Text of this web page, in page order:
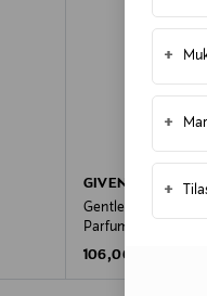
+
+
+
GIVENCHY
Gentleman Society
Parfum -tuoksu
Original Price
106,00 €